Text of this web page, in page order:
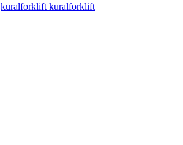
kuralforklift kuralforklift